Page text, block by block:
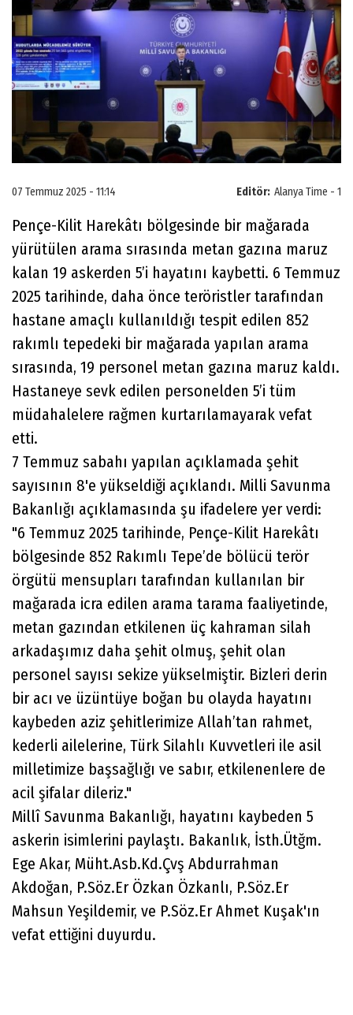
Editör: Alanya Time - 1
07 Temmuz 2025 - 11:14
Pençe-Kilit Harekâtı bölgesinde bir mağarada
yürütülen arama sırasında metan gazına maruz
kalan 19 askerden 5’i hayatını kaybetti. 6 Temmuz
2025 tarihinde, daha önce teröristler tarafından
hastane amaçlı kullanıldığı tespit edilen 852
rakımlı tepedeki bir mağarada yapılan arama
sırasında, 19 personel metan gazına maruz kaldı.
Hastaneye sevk edilen personelden 5’i tüm
müdahalelere rağmen kurtarılamayarak vefat
etti.
7 Temmuz sabahı yapılan açıklamada şehit
sayısının 8'e yükseldiği açıklandı. Milli Savunma
Bakanlığı açıklamasında şu ifadelere yer verdi:
"6 Temmuz 2025 tarihinde, Pençe-Kilit Harekâtı
bölgesinde 852 Rakımlı Tepe’de bölücü terör
örgütü mensupları tarafından kullanılan bir
mağarada icra edilen arama tarama faaliyetinde,
metan gazından etkilenen üç kahraman silah
arkadaşımız daha şehit olmuş, şehit olan
personel sayısı sekize yükselmiştir. Bizleri derin
bir acı ve üzüntüye boğan bu olayda hayatını
kaybeden aziz şehitlerimize Allah’tan rahmet,
kederli ailelerine, Türk Silahlı Kuvvetleri ile asil
milletimize başsağlığı ve sabır, etkilenenlere de
acil şifalar dileriz."
Millî Savunma Bakanlığı, hayatını kaybeden 5
askerin isimlerini paylaştı. Bakanlık, İsth.Ütğm.
Ege Akar, Müht.Asb.Kd.Çvş Abdurrahman
Akdoğan, P.Söz.Er Özkan Özkanlı, P.Söz.Er
Mahsun Yeşildemir, ve P.Söz.Er Ahmet Kuşak'ın
vefat ettiğini duyurdu.